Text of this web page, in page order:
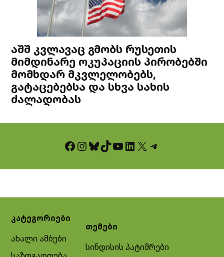
აშშ კვლავაც გმობს რუსეთის
მიმდინარე ოკუპაციის პირობებში
მომხდარ მკვლელობებს,
გატაცებებსა და სხვა სახის
ძალადობას
Facebook InstagramBluesky TikTok YouTube LinkedIn X Telegram
კატეგორიები
ახალი ამბები
თემები
სინდისის პატიმრები